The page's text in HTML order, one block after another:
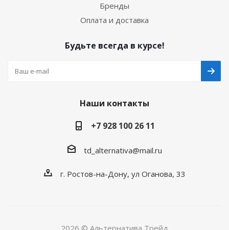
Бренды
Оплата и доставка
Будьте всегда в курсе!
Наши контакты
+7 928 100 26 11
td_alternativa@mail.ru
г. Ростов-на-Дону, ул Оганова, 33
2026 © Альтернатива Трейд